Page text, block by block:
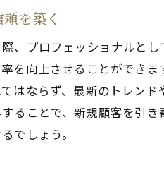
フリーラン
経営戦略の
効果的なタ
持続可能な
を築く
、プロフェッショナルと
を向上させることができ
はならず、最新のトレン
ることで、新規顧客を引
でしょう。